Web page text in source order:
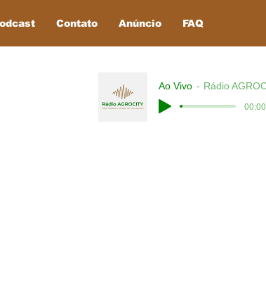
Contato Anúncio FAQ
Ao Vivo Rádio